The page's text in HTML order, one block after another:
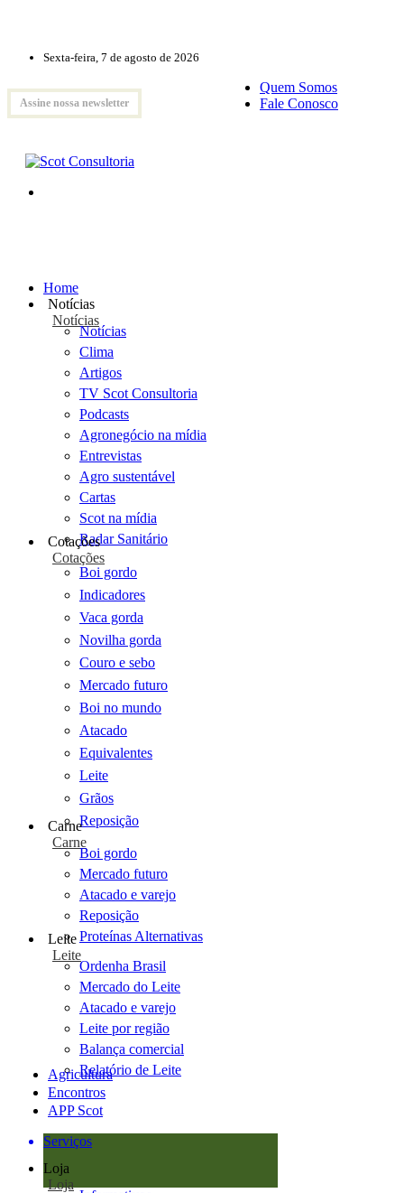
Sexta-feira, 7 de agosto de 2026
Assine nossa newsletter
Quem Somos
Fale Conosco
Home
Notícias
Notícias
Notícias
Clima
Artigos
TV Scot Consultoria
Podcasts
Agronegócio na mídia
Entrevistas
Agro sustentável
Cartas
Scot na mídia
Radar Sanitário
Cotações
Cotações
Boi gordo
Indicadores
Vaca gorda
Novilha gorda
Couro e sebo
Mercado futuro
Boi no mundo
Atacado
Equivalentes
Leite
Grãos
Reposição
Carne
Carne
Boi gordo
Mercado futuro
Atacado e varejo
Reposição
Proteínas Alternativas
Leite
Leite
Ordenha Brasil
Mercado do Leite
Atacado e varejo
Leite por região
Balança comercial
Relatório de Leite
Agricultura
Encontros
APP Scot
Serviços
Loja
Loja